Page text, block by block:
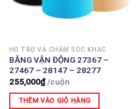
HỖ TRỢ VÀ CHĂM SÓC KHÁC
BĂNG VẬN ĐỘNG 27367 –
27467 – 28147 – 28277
255,000₫ /cuộn
THÊM VÀO GIỎ HÀNG